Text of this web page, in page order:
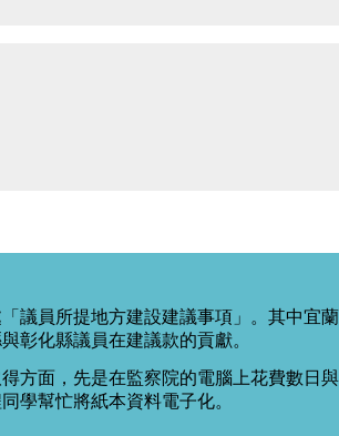
「議員所提地方建設建議事項」。其中宜
彰化縣議員在建議款的貢獻。
方面，先是在監察院的電腦上花費數日
學幫忙將紙本資料電子化。